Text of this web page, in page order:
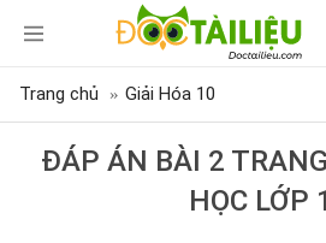
Trang chủ Giải Hóa 10
ĐÁP ÁN BÀI 2
HỌC LỚP